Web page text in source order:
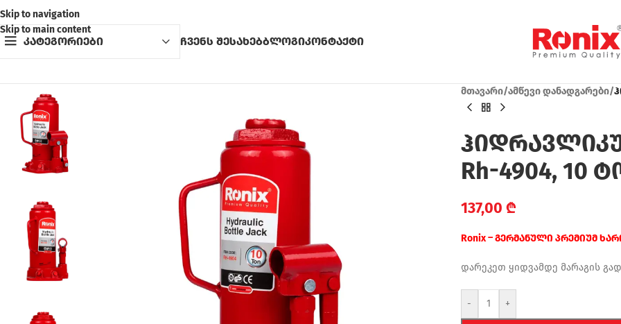
Skip to navigation
Skip to main content
კატეგორიები ჩვენს შესახებბლოგიკონტაქტი
მთავარი/ამწევი დანადგარები/
Rh-4904, 10
137,00 ₾
Ronix – გერმანული პრემიუმ
დარეკეთ ყიდვამდე მარაგის
- +